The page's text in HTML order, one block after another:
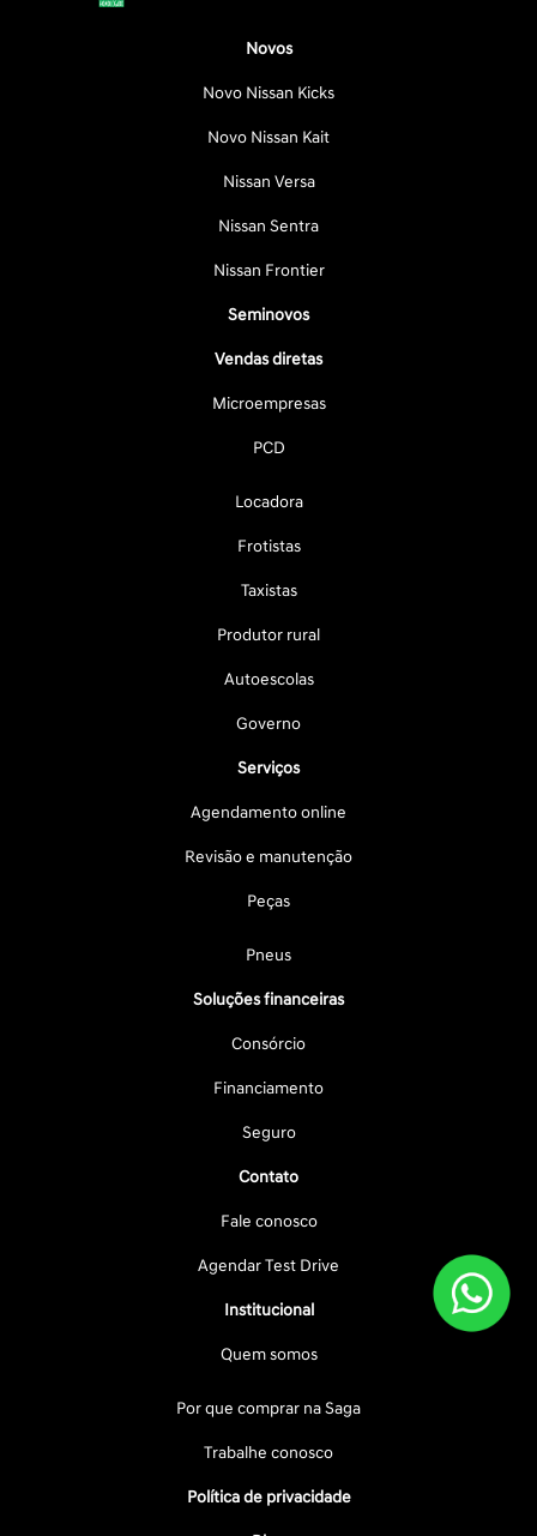
Novos
Novo Nissan Kicks
Novo Nissan Kait
Nissan Versa
Nissan Sentra
Nissan Frontier
Seminovos
Vendas diretas
Microempresas
PCD
Locadora
Frotistas
Taxistas
Produtor rural
Autoescolas
Governo
Serviços
Agendamento online
Revisão e manutenção
Peças
Pneus
Soluções financeiras
Consórcio
Financiamento
Seguro
Contato
Fale conosco
Agendar Test Drive
Institucional
Quem somos
Por que comprar na Saga
Trabalhe conosco
Política de privacidade